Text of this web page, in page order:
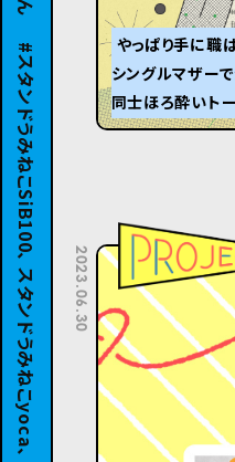
やっぱり手に職
シングルマザー
同士ほろ酔いト
2023.06.30